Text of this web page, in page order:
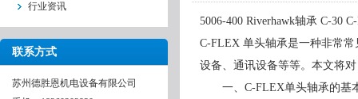
行业资讯
联系方式
苏州德胜恩机电设备有限公司
5006-400 Riverhawk轴承 C-30
C-FLEX 单头轴承是一种非常
设备、通讯设备等等。本文将
一、C-FLEX单头轴承的基